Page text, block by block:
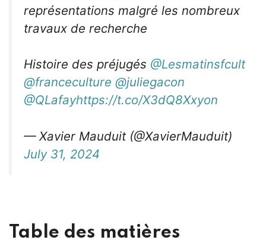
représentations malgré les nombreux
travaux de recherche
Histoire des préjugés @Lesmatinsfcult
@franceculture @juliegacon
@QLafayhttps://t.co/X3dQ8Xxyon
— Xavier Mauduit (@XavierMauduit)
July 31, 2024
Table des matières